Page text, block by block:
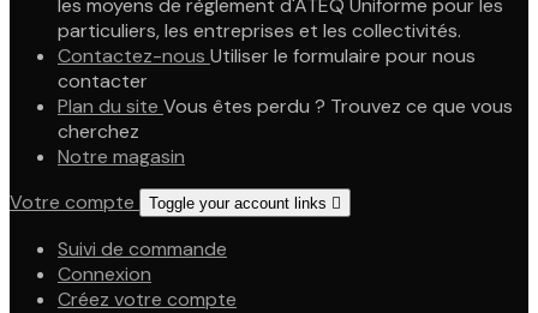
les moyens de règlement d'ATEQ Uniforme pour les
particuliers, les entreprises et les collectivités.
Contactez-nous Utiliser le formulaire pour nous
contacter
Plan du site Vous êtes perdu ? Trouvez ce que vous
cherchez
Notre magasin
Votre compte
Toggle your account links 
Suivi de commande
Connexion
Créez votre compte